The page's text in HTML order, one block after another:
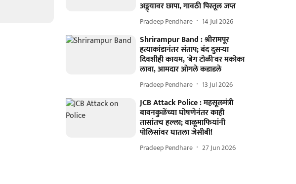
अड्ड्यावर छापा, गावठी पिस्तूल जप्त
Pradeep Pendhare 14 Jul 2026
Shrirampur Band : श्रीरामपूर
हत्याकांडानंतर संताप; बंद दुसऱ्या
दिवशीही कायम, 'बेग टोळी'वर मकोका
लावा, आमदार ओगले कडाडले
Pradeep Pendhare 13 Jul 2026
JCB Attack Police : महसूलमंत्री
बावनकुळेंच्या घोषणेनंतर काही
तासांतच हल्ला; वाळूमाफियांनी
पोलिसांवर घातला जेसीबी!
Pradeep Pendhare 27 Jun 2026